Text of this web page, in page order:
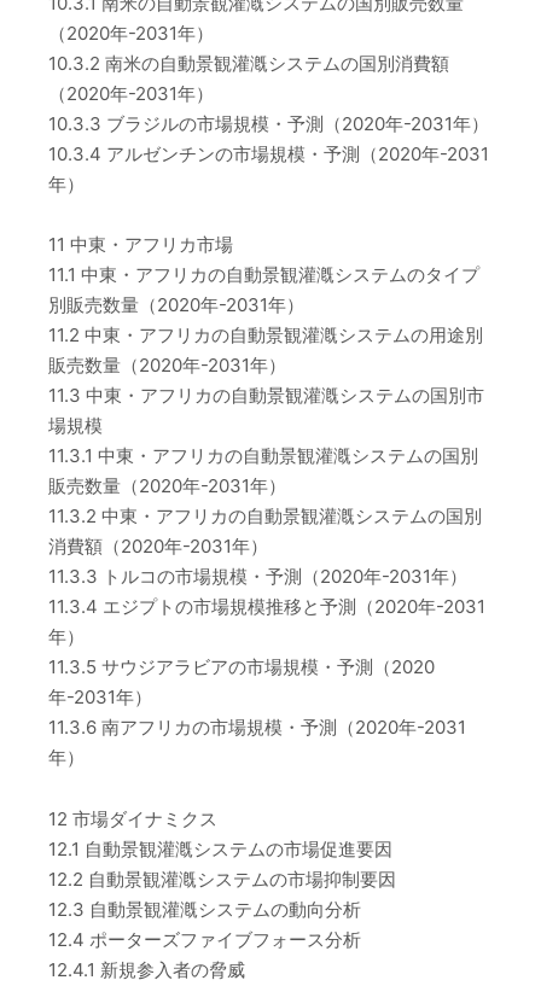
（2020年-2031年）
10.3.2 南米の自動景観灌漑システムの国別消費額
（2020年-2031年）
10.3.3 ブラジルの市場規模・予測（2020年-2031年）
10.3.4 アルゼンチンの市場規模・予測（2020年-2031
年）
11 中東・アフリカ市場
11.1 中東・アフリカの自動景観灌漑システムのタイプ
別販売数量（2020年-2031年）
11.2 中東・アフリカの自動景観灌漑システムの用途別
販売数量（2020年-2031年）
11.3 中東・アフリカの自動景観灌漑システムの国別市
場規模
11.3.1 中東・アフリカの自動景観灌漑システムの国別
販売数量（2020年-2031年）
11.3.2 中東・アフリカの自動景観灌漑システムの国別
消費額（2020年-2031年）
11.3.3 トルコの市場規模・予測（2020年-2031年）
11.3.4 エジプトの市場規模推移と予測（2020年-2031
年）
11.3.5 サウジアラビアの市場規模・予測（2020
年-2031年）
11.3.6 南アフリカの市場規模・予測（2020年-2031
年）
12 市場ダイナミクス
12.1 自動景観灌漑システムの市場促進要因
12.2 自動景観灌漑システムの市場抑制要因
12.3 自動景観灌漑システムの動向分析
12.4 ポーターズファイブフォース分析
12.4.1 新規参入者の脅威